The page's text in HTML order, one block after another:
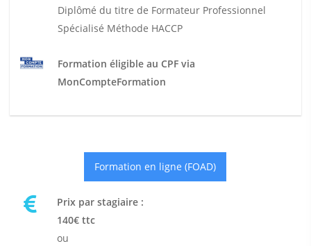
Diplômé du titre de Formateur Professionnel
Spécialisé Méthode HACCP
Formation éligible au CPF via
MonCompteFormation
Formation en ligne (FOAD)
Prix par stagiaire :
140€ ttc
ou